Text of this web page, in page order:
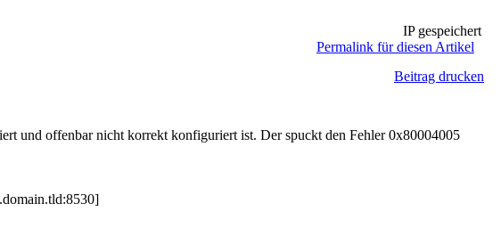
IP gespeichert
Permalink für diesen Artikel
Beitrag drucken
und offenbar nicht korrekt konfiguriert ist. Der spuckt den Fehler 0x80004005